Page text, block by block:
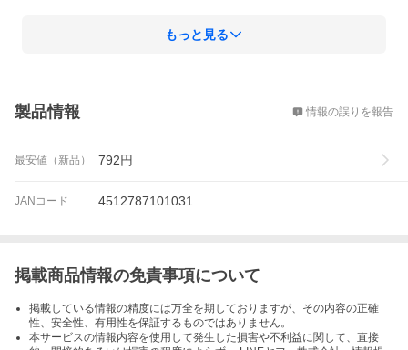
もっと見る
製品情報 情報の誤りを報告
最安値（新品） 792円
JANコード 4512787101031
掲載商品情報の免責事項について
掲載している情報の精度には万全を期しておりますが、その内容の正確
性、安全性、有用性を保証するものではありません。
本サービスの情報内容を使用して発生した損害や不利益に関して、直接